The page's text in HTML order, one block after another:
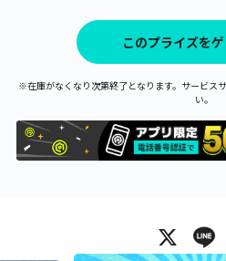
このプライズを
※在庫がなくなり次第終了となります。サービス
い。
X